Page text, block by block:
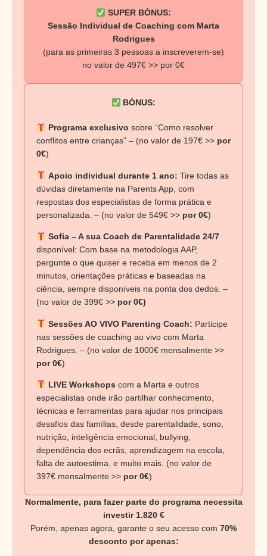
SUPER BÓNUS:
Sessão Individual de Coaching com Marta
Rodrigues
(para as primeiras 3 pessoas a inscreverem-se)
no valor de 497€ >> por 0€
BÓNUS:
Programa exclusivo sobre “Como resolver
conflitos entre crianças” – (no valor de 197€ >> por
0€)
Apoio individual durante 1 ano: Tire todas as
dúvidas diretamente na Parents App, com
respostas dos especialistas de forma prática e
personalizada. – (no valor de 549€ >> por 0€)
Sofia – A sua Coach de Parentalidade 24/7
disponível: Com base na metodologia AAP,
pergunte o que quiser e receba em menos de 2
minutos, orientações práticas e baseadas na
ciência, sempre disponíveis na ponta dos dedos. –
(no valor de 399€ >> por 0€)
Sessões AO VIVO Parenting Coach: Participe
nas sessões de coaching ao vivo com Marta
Rodrigues. – (no valor de 1000€ mensalmente >>
por 0€)
LIVE Workshops com a Marta e outros
especialistas onde irão partilhar conhecimento,
técnicas e ferramentas para ajudar nos principais
desafios das famílias, desde parentalidade, sono,
nutrição, inteligência emocional, bullying,
dependência dos ecrãs, aprendizagem na escola,
falta de autoestima, e muito mais. (no valor de
397€ mensalmente >> por 0€)
Normalmente, para fazer parte do programa necessita
investir 1.820 €
Porém, apenas agora, garante o seu acesso com 70%
desconto por apenas: